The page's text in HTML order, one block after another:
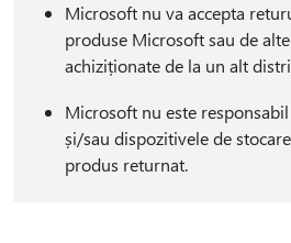
Microsoft nu va accepta
produse Microsoft sau de
achiziționate de la un alt
Microsoft nu este
și/sau dispozitivele de
produs returnat.